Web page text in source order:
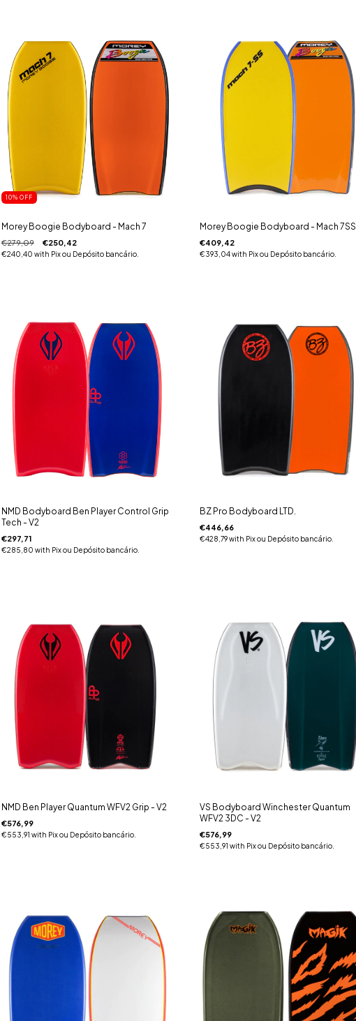
10% OFF
Morey Boogie Bodyboard - Mach 7
€279,09 €250,42
€240,40 with Pix ou Depósito bancário.
Morey Boogie Bodyboard - Mach 7SS
€409,42
€393,04with Pix ou Depósito bancário.
NMD Bodyboard Ben Player Control Grip
Tech - V2
€297,71
€285,80 with Pix ou Depósito bancário.
BZ Pro Bodyboard LTD.
€446,66
€428,79with Pix ou Depósito bancário.
NMD Ben Player Quantum WFV2 Grip - V2
€576,99
€553,91 with Pix ou Depósito bancário.
VS Bodyboard Winchester Quantum
WFV2 3DC - V2
€576,99
€553,91 with Pix ou Depósito bancário.